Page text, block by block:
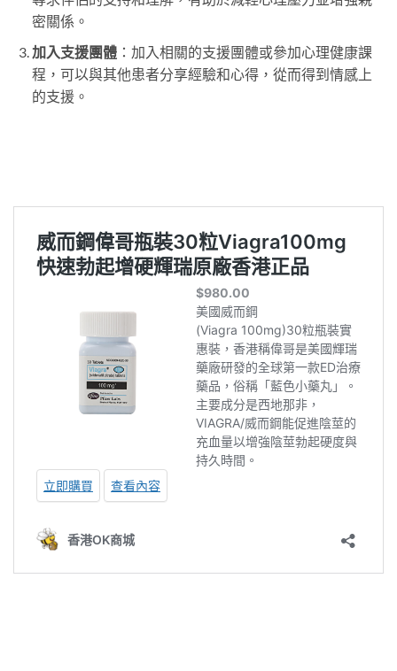
密關係。
加入支援團體：加入相關的支援團體或參加心理健康課
程，可以與其他患者分享經驗和心得，從而得到情感上
的支援。